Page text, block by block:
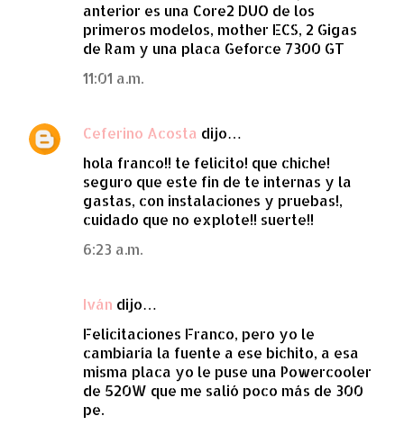
anterior es una Core2 DUO de los
primeros modelos, mother ECS, 2 Gigas
de Ram y una placa Geforce 7300 GT
11:01 a.m.
Ceferino Acosta dijo…
hola franco!! te felicito! que chiche!
seguro que este fin de te internas y la
gastas, con instalaciones y pruebas!,
cuidado que no explote!! suerte!!
6:23 a.m.
Iván dijo…
Felicitaciones Franco, pero yo le
cambiaría la fuente a ese bichito, a esa
misma placa yo le puse una Powercooler
de 520W que me salió poco más de 300
pe.